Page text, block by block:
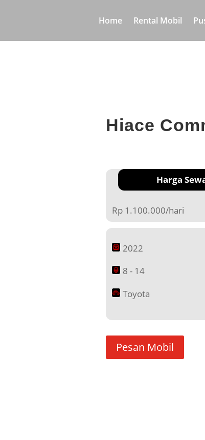
Home Rental Mobil
Hiace
Harga
Rp 1.100.000/hari
2022
8 - 14
Toyota
Pesan Mobil